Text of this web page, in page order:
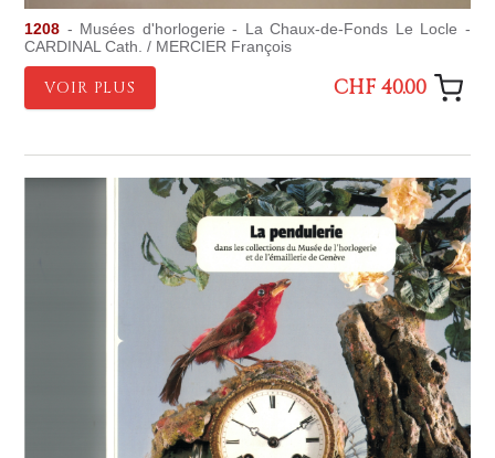
1208 - Musées d'horlogerie - La Chaux-de-Fonds Le Locle -
CARDINAL Cath. / MERCIER François
VOIR PLUS CHF 40.00